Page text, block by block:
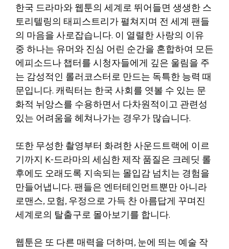
한국 드라마와 웹툰의 세계로 뛰어들면 생생한 스
토리텔링의 태피스트리가 펼쳐지며 전 세계 팬들
의 마음을 사로잡습니다. 이 열렬한 사랑의 이유
중 하나는 유머와 진심 어린 순간을 혼합하여 모든
에피소드나 챕터를 시청자들에게 깊은 울림을 주
는 감성적인 롤러코스터로 만드는 독특한 능력 때
문입니다. 캐릭터는 한국 사회를 엿볼 수 있는 문
화적 뉘앙스를 수용하면서 다차원적이고 관련성
있는 어려움을 헤쳐나가는 경우가 많습니다.
또한 무성한 촬영부터 화려한 사운드트랙에 이르
기까지 K-드라마의 세심한 제작 품질은 크레딧 롤
후에도 오래도록 지속되는 몰입감 넘치는 경험을
만들어냅니다. 팬들은 엔터테인먼트뿐만 아니라
로맨스, 모험, 우정으로 가득 찬 아름답게 꾸며진
세계로의 탈출구로 몰아보기를 합니다.
웹툰은 또 다른 매력을 더하며, 눈에 띄는 예술 작